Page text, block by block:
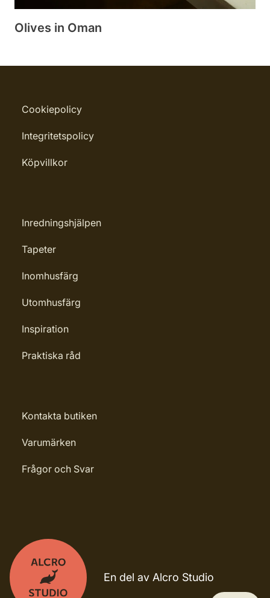
Olives in Oman
Cookiepolicy
Integritetspolicy
Köpvillkor
Inredningshjälpen
Tapeter
Inomhusfärg
Utomhusfärg
Inspiration
Praktiska råd
Kontakta butiken
Varumärken
Frågor och Svar
En del av Alcro Studio